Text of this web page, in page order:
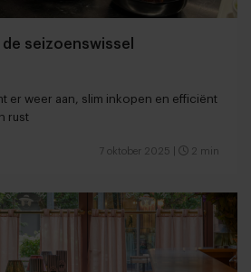
seizoenswissel
er weer aan, slim inkopen en efficiënt
rust
7 oktober 2025 2 min